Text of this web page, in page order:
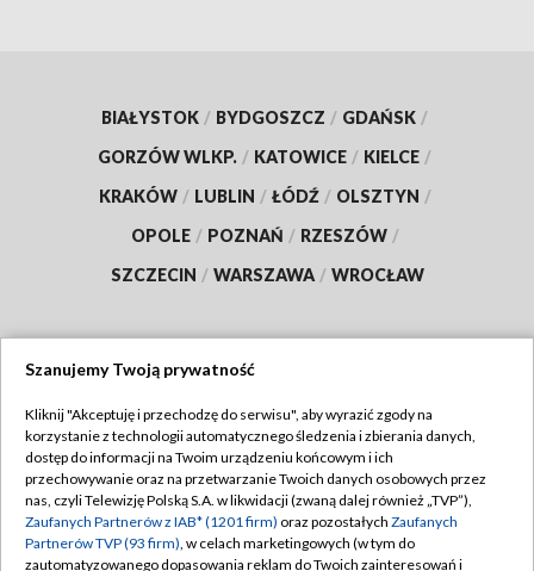
BIAŁYSTOK / BYDGOSZCZ / GDAŃSK /
GORZÓW WLKP. / KATOWICE / KIELCE /
KRAKÓW / LUBLIN / ŁÓDŹ / OLSZTYN /
OPOLE / POZNAŃ / RZESZÓW /
SZCZECIN / WARSZAWA / WROCŁAW
TVP
Abonament TVP
Emisja w TVP
Centrum informacji TVP
Regulamin TVP
Polityka prywatności
Moje zgody
Szanujemy Twoją prywatność
Kliknij "Akceptuję i przechodzę do serwisu", aby wyrazić zgody na
korzystanie z technologii automatycznego śledzenia i zbierania danych,
dostęp do informacji na Twoim urządzeniu końcowym i ich
przechowywanie oraz na przetwarzanie Twoich danych osobowych przez
nas, czyli Telewizję Polską S.A. w likwidacji (zwaną dalej również „TVP”),
Zaufanych Partnerów z IAB* (1201 firm) oraz pozostałych Zaufanych
Partnerów TVP (93 firm), w celach marketingowych (w tym do
zautomatyzowanego dopasowania reklam do Twoich zainteresowań i